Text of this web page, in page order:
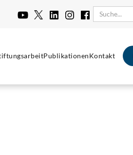
PublikationenKontakt